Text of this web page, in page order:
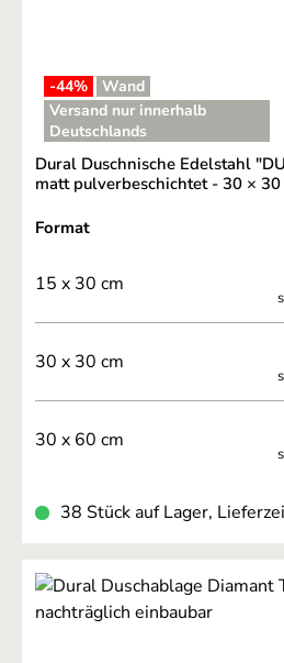
-44%
Wand
Versand nur innerhalb
Deutschlands
Dural Duschnische Edelstahl
matt
Formatauswählen
15 x 30 cm
30 x 30 cm
30 x 60 cm
38 Stück auf Lager,